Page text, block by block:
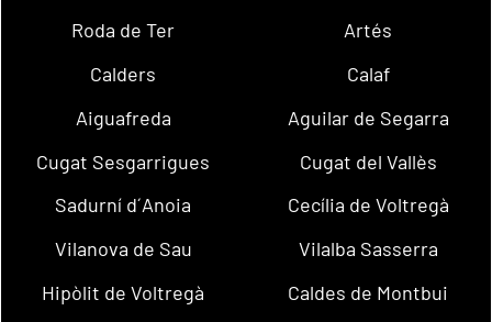
Roda de Ter
Artés
Calders
Calaf
Aiguafreda
Aguilar de Segarra
Cugat Sesgarrigues
Cugat del Vallès
Sadurní d´Anoia
Cecília de Voltregà
Vilanova de Sau
Vilalba Sasserra
Hipòlit de Voltregà
Caldes de Montbui